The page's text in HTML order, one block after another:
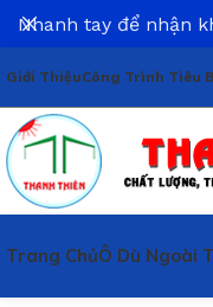
Giới ThiệuCông Trình Tiêu
Trang ChủÔ Dù Ngoài
Nhanh tay để nhận